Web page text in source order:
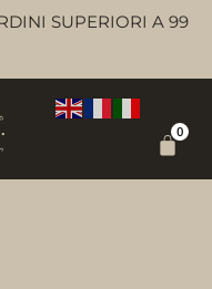
SUPERIORI A 99
0